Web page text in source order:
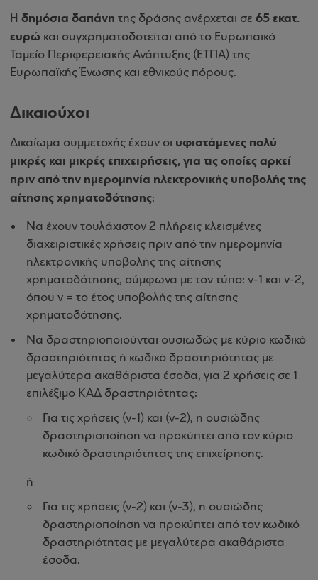
Η δημόσια δαπάνη της δράσης ανέρχεται σε 65 εκατ.
ευρώ και συγχρηματοδοτείται από το Ευρωπαϊκό
Ταμείο Περιφερειακής Ανάπτυξης (ΕΤΠΑ) της
Ευρωπαϊκής Ένωσης και εθνικούς πόρους.
Δικαιούχοι
Δικαίωμα συμμετοχής έχουν οι υφιστάμενες πολύ
μικρές και μικρές επιχειρήσεις, για τις οποίες αρκεί
πριν από την ημερομηνία ηλεκτρονικής υποβολής της
αίτησης χρηματοδότησης:
Να έχουν τουλάχιστον 2 πλήρεις κλεισμένες
διαχειριστικές χρήσεις πριν από την ημερομηνία
ηλεκτρονικής υποβολής της αίτησης
χρηματοδότησης, σύμφωνα με τον τύπο: ν-1 και ν-2,
όπου ν = το έτος υποβολής της αίτησης
χρηματοδότησης.
Να δραστηριοποιούνται ουσιωδώς με κύριο κωδικό
δραστηριότητας ή κωδικό δραστηριότητας με
μεγαλύτερα ακαθάριστα έσοδα, για 2 χρήσεις σε 1
επιλέξιμο ΚΑΔ δραστηριότητας:
Για τις χρήσεις (ν-1) και (ν-2), η ουσιώδης
δραστηριοποίηση να προκύπτει από τον κύριο
κωδικό δραστηριότητας της επιχείρησης.
ή
Για τις χρήσεις (ν-2) και (ν-3), η ουσιώδης
δραστηριοποίηση να προκύπτει από τον κωδικό
δραστηριότητας με μεγαλύτερα ακαθάριστα
έσοδα.